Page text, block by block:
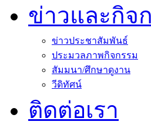
ข่าวและกิจ
ข่าวประชาสัมพันธ์
ประมวลภาพกิจกรรม
สัมมนา/ศึกษาดูงาน
วีดิทัศน์
ติดต่อเรา